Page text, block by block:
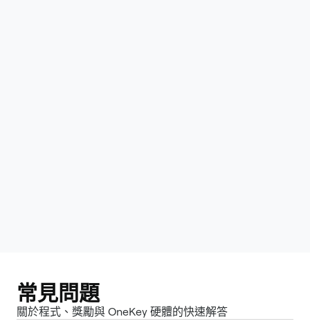
常見問題
關於程式、獎勵與 OneKey 硬體的快速解答